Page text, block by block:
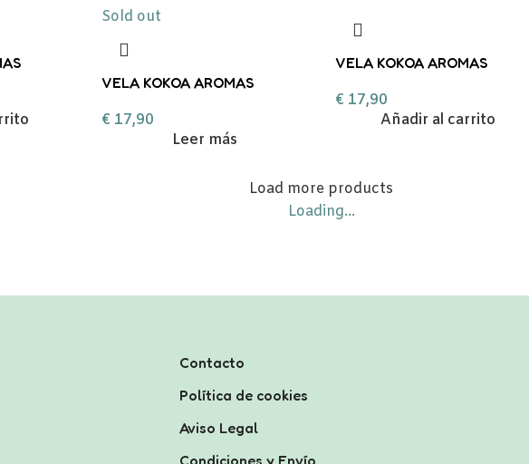
Sold out
VELA KOKOA AROMAS
€ 17,90
Leer más
VELA KOKOA AROMAS
€ 17,90
Añadir al carrito
Load more products
Loading...
Contacto
Política de cookies
Aviso Legal